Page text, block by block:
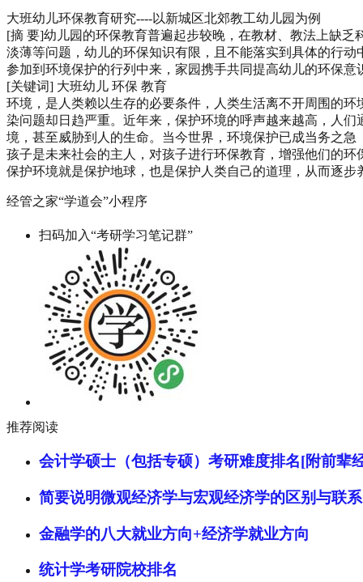
大班幼儿环保教育研究----以新城区北郊教工幼儿园为例
[摘 要]幼儿园的环保教育普遍起步较晚，在教材、教法上缺
淡薄等问题，幼儿的环保知识有限，且不能落实到具体的行
参加到环境保护的行列中来，家园携手共同提高幼儿的环保
[关键词] 大班幼儿 环保 教育
环境，是人类赖以生存的必要条件，人类生活离不开周围的
染问题却日趋严重。近年来，保护环境的呼声越来越高，人
境，甚至威胁到人的生命。当今世界，环境保护已成当务之急
孩子是未来社会的主人，对孩子进行环保教育，增强他们的
保护环境就是保护地球，也是保护人类自己的道理，从而逐步
经管之家“学道会”小程序
扫码加入“考研学习笔记群”
推荐阅读
会计学硕士（包括专硕）考研难度排名[附前辈
简要说明微观经济学与宏观经济学的区别与联系
金融学的八大就业方向+经济学就业方向
统计学考研院校排名